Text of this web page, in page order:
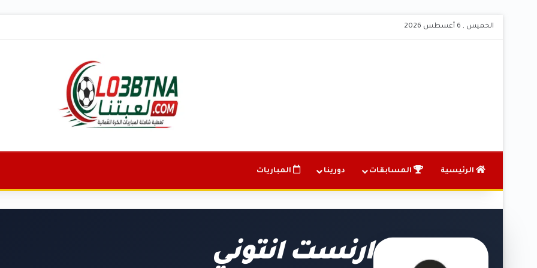
الخميس , 6 أغسطس 2026
الرئيسية المسابقات دورينا المباريات
ارنست انتوني